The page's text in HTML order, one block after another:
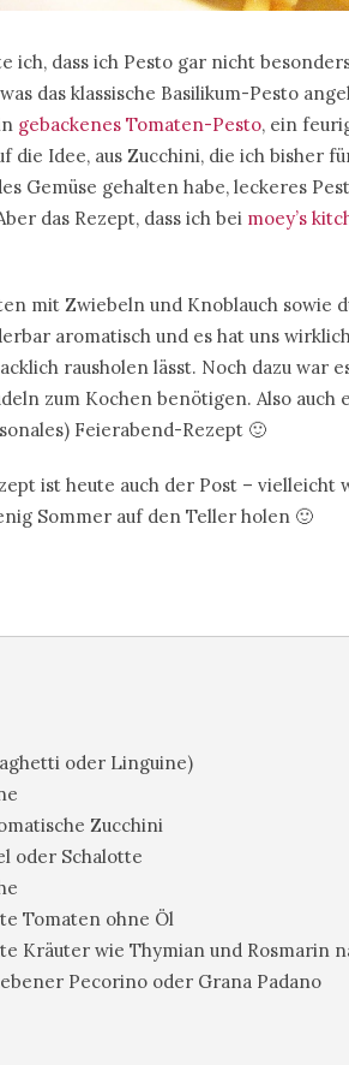
ich, dass ich Pesto gar nicht
das klassische Basilikum-Pesto
gebackenes Tomaten-Pesto, ein
die Idee, aus Zucchini, die ich bisher
Gemüse gehalten habe, leckeres
das Rezept, dass ich bei moey’s
mit Zwiebeln und Knoblauch sowie
aromatisch und es hat uns
rausholen lässt. Noch dazu war
zum Kochen benötigen. Also auch
Feierabend-Rezept 🙂
ist heute auch der Post –
Sommer auf den Teller holen 🙂
oder Linguine)
Zucchini
oder Schalotte
Tomaten ohne Öl
Kräuter wie Thymian und Rosmarin
Pecorino oder Grana Padano